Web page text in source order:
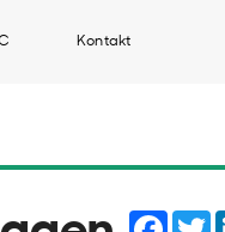
Kontakt